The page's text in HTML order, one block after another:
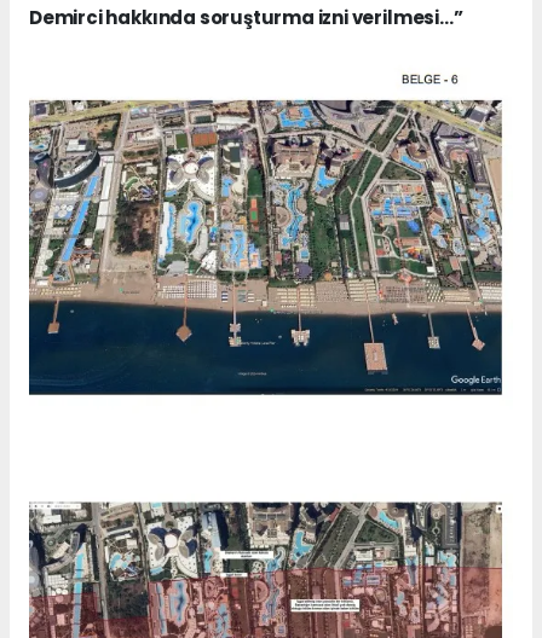
Demirci hakkında soruşturma izni verilmesi…”